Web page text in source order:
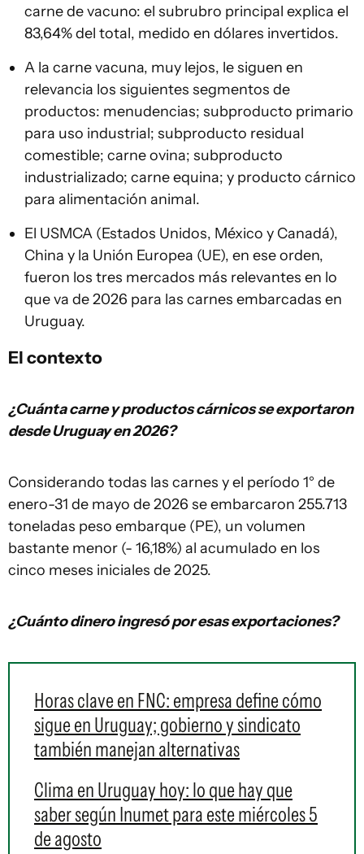
carne de vacuno: el subrubro principal explica el
83,64% del total, medido en dólares invertidos.
A la carne vacuna, muy lejos, le siguen en
relevancia los siguientes segmentos de
productos: menudencias; subproducto primario
para uso industrial; subproducto residual
comestible; carne ovina; subproducto
industrializado; carne equina; y producto cárnico
para alimentación animal.
El USMCA (Estados Unidos, México y Canadá),
China y la Unión Europea (UE), en ese orden,
fueron los tres mercados más relevantes en lo
que va de 2026 para las carnes embarcadas en
Uruguay.
El contexto
¿Cuánta carne y productos cárnicos se exportaron
desde Uruguay en 2026?
Considerando todas las carnes y el período 1° de
enero-31 de mayo de 2026 se embarcaron 255.713
toneladas peso embarque (PE), un volumen
bastante menor (- 16,18%) al acumulado en los
cinco meses iniciales de 2025.
¿Cuánto dinero ingresó por esas exportaciones?
Horas clave en FNC: empresa define cómo
sigue en Uruguay; gobierno y sindicato
también manejan alternativas
Clima en Uruguay hoy: lo que hay que
saber según Inumet para este miércoles 5
de agosto